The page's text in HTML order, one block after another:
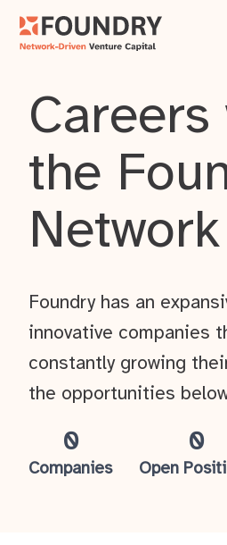
the
Network
0
Companies
0
Open
Foundry has an
innovative companies
constantly growing
the opportunities